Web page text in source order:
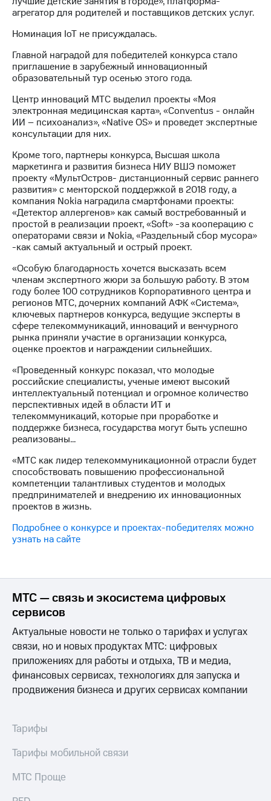
акций
Дивиденды
Рынок
облигаций
Описание
Еврооблигации-2023
Уведомление
о
погашении
именных
облигаций
Регистратор
Реквизиты
Контакты
развитие
деловая этика
На главную
агрегатор для родителей и поставщиков детских услуг.
Номинация IoT не присуждалась.
Главной наградой для победителей конкурса стало
приглашение в зарубежный инновационный
образовательный тур осенью этого года.
Центр инноваций МТС выделил проекты «Моя
электронная медицинская карта», «Conventus - онлайн
ИИ – психоанализ», «Native OS» и проведет экспертные
консультации для них.
Кроме того, партнеры конкурса, Высшая школа
маркетинга и развития бизнеса НИУ ВШЭ поможет
проекту «МультОстров- дистанционный сервис раннего
развития» с менторской поддержкой в 2018 году, а
компания Nokia наградила смартфонами проекты:
«Детектор аллергенов» как самый востребованный и
простой в реализации проект, «Soft» -за кооперацию с
операторами связи и Nokia, «Раздельный сбор мусора»
-как самый актуальный и острый проект.
«Особую благодарность хочется высказать всем
членам экспертного жюри за большую работу. В этом
году более 100 сотрудников Корпоративного центра и
регионов МТС, дочерних компаний АФК «Система»,
ключевых партнеров конкурса, ведущие эксперты в
сфере телекоммуникаций, инноваций и венчурного
рынка приняли участие в организации конкурса,
оценке проектов и награждении сильнейших.
«Проведенный конкурс показал, что молодые
российские специалисты, ученые имеют высокий
интеллектуальный потенциал и огромное количество
перспективных идей в области ИТ и
телекоммуникаций, которые при проработке и
поддержке бизнеса, государства могут быть успешно
реализованы…
«МТС как лидер телекоммуникационной отрасли будет
способствовать повышению профессиональной
компетенции талантливых студентов и молодых
предпринимателей и внедрению их инновационных
проектов в жизнь.
Подробнее о конкурсе и проектах-победителях можно
узнать на сайте
МТС — связь и экосистема цифровых
сервисов
Актуальные новости не только о тарифах и услугах
связи, но и новых продуктах МТС: цифровых
приложениях для работы и отдыха, ТВ и медиа,
финансовых сервисах, технологиях для запуска и
продвижения бизнеса и других сервисах компании
Тарифы
Тарифы мобильной связи
МТС Проще